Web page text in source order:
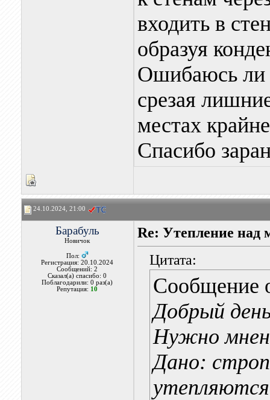
входить в
образуя
Ошибаюсь ли
срезая
местах
Спасибо
24.10.2024, 21:00
Барабуль
Новичок
Пол:
Регистрация: 20.10.2024
Сообщений: 2
Сказал(а) спасибо: 0
Поблагодарили: 0 раз(а)
Репутация: 10
Re: Утепление
Цитата:
Сообщение
Добрый
Нужно
Дано: